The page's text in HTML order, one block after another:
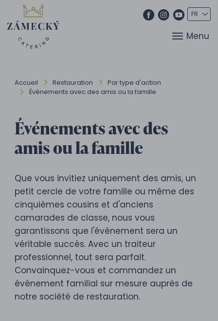
Menu
Accueil Restauration
Par type d'action
Événements avec des amis ou la famille
Événements avec des
amis ou la famille
Que vous invitiez uniquement des amis, un
petit cercle de votre famille ou même des
cinquièmes cousins et d'anciens
camarades de classe, nous vous
garantissons que l'événement sera un
véritable succès. Avec un traiteur
professionnel, tout sera parfait.
Convainquez-vous et commandez un
événement familial sur mesure auprès de
notre société de restauration.